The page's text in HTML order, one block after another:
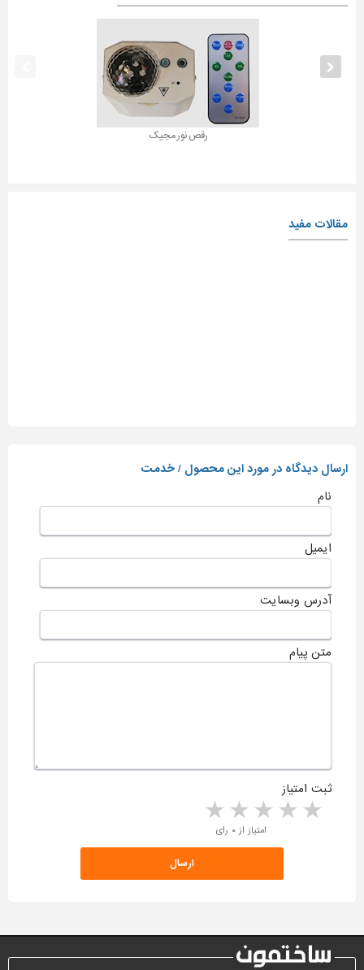
رقص نور مجیک
مقالات مفید
ارسال دیدگاه در مورد این محصول / خدمت
نام
ایمیل
آدرس وبسایت
متن پیام
ثبت امتیاز
4 stars 3 stars 2 stars 1 star امتیاز از ۰ رای